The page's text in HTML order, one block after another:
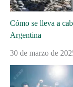
Cómo se lleva a
Argentina
30 de marzo de